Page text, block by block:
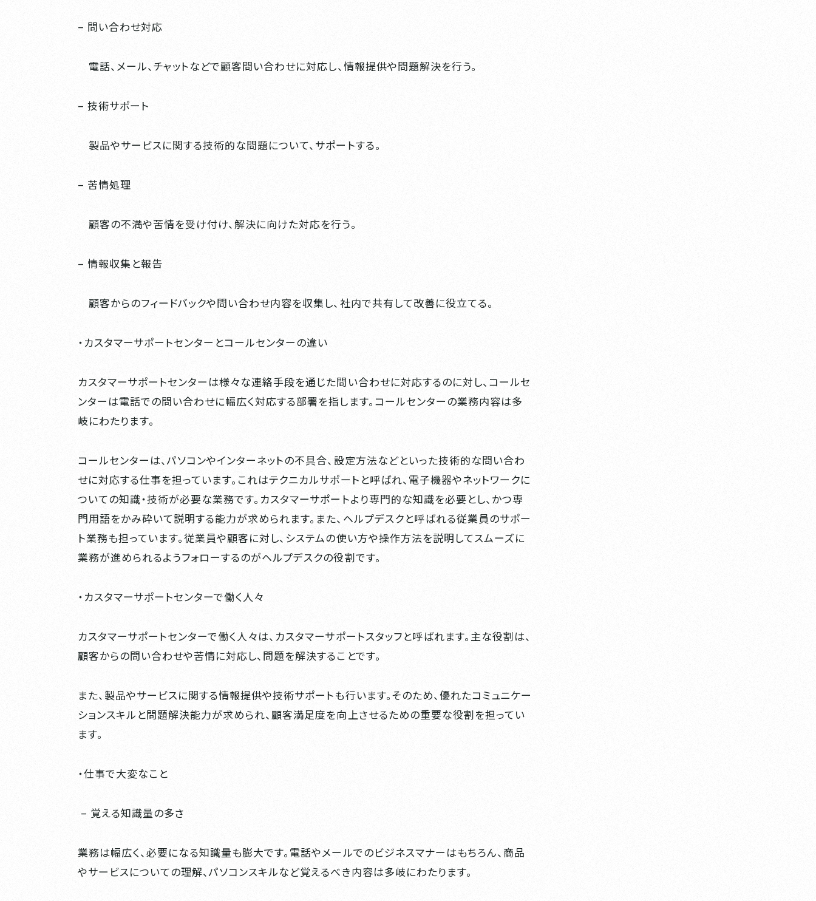
– 問い合わせ対応
電話、メール、チャットなどで顧客問い合わせに対応し、情報提供や問題解決を行う。
– 技術サポート
製品やサービスに関する技術的な問題について、サポートする。
– 苦情処理
顧客の不満や苦情を受け付け、解決に向けた対応を行う。
– 情報収集と報告
顧客からのフィードバックや問い合わせ内容を収集し、社内で共有して改善に役立てる。
・カスタマーサポートセンターとコールセンターの違い
カスタマーサポートセンターは様々な連絡手段を通じた問い合わせに対応するのに対し、コールセ
ンターは電話での問い合わせに幅広く対応する部署を指します。コールセンターの業務内容は多
岐にわたります。
コールセンターは、パソコンやインターネットの不具合、設定方法などといった技術的な問い合わ
せに対応する仕事を担っています。これはテクニカルサポートと呼ばれ、電子機器やネットワークに
ついての知識・技術が必要な業務です。カスタマーサポートより専門的な知識を必要とし、かつ専
門用語をかみ砕いて説明する能力が求められます。また、ヘルプデスクと呼ばれる従業員のサポー
ト業務も担っています。従業員や顧客に対し、システムの使い方や操作方法を説明してスムーズに
業務が進められるようフォローするのがヘルプデスクの役割です。
・カスタマーサポートセンターで働く人々
カスタマーサポートセンターで働く人々は、カスタマーサポートスタッフと呼ばれます。主な役割は、
顧客からの問い合わせや苦情に対応し、問題を解決することです。
また、製品やサービスに関する情報提供や技術サポートも行います。そのため、優れたコミュニケー
ションスキルと問題解決能力が求められ、顧客満足度を向上させるための重要な役割を担ってい
ます。
・仕事で大変なこと
– 覚える知識量の多さ
業務は幅広く、必要になる知識量も膨大です。電話やメールでのビジネスマナーはもちろん、商品
やサービスについての理解、パソコンスキルなど覚えるべき内容は多岐にわたります。